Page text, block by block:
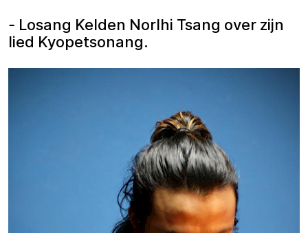
- Losang Kelden Norlhi Tsang over zijn
lied Kyopetsonang.